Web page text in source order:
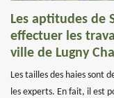
Les aptitudes de
effectuer les
ville de Lugny
Les tailles des haies sont
les experts. En fait, il est